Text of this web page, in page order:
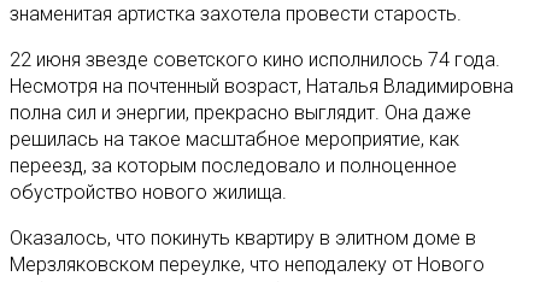
знаменитая артистка захотела провести старость.
22 июня звезде советского кино исполнилось 74 года.
Несмотря на почтенный возраст, Наталья Владимировна
полна сил и энергии, прекрасно выглядит. Она даже
решилась на такое масштабное мероприятие, как
переезд, за которым последовало и полноценное
обустройство нового жилища.
Оказалось, что покинуть квартиру в элитном доме в
Мерзляковском переулке, что неподалеку от Нового